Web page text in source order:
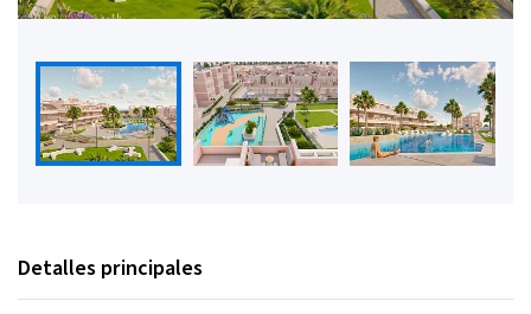
Detalles principales